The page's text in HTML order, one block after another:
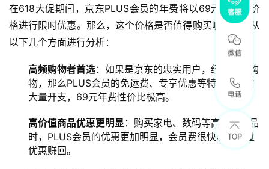
在618大促期间，京东PLUS会员的年费将以69元的超值价
格进行限时优惠。那么，这个价格是否值得购买呢？可以从
以下几个方面进行分析：
高频购物者首选：如果是京东的忠实用户，经常在此购
物，那么PLUS会员的免运费、专享优惠等特权将节省
大量开支，69元年费性价比极高。
高价值商品优惠更明显 ：购买家电、数码等高价值商品
时，PLUS会员的优惠更加明显，会员费很快就能通过
优惠赚回。